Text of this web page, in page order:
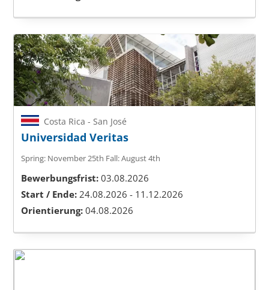
Costa Rica - San José
Universidad Veritas
Spring: November 25th Fall: August 4th
Bewerbungsfrist: 03.08.2026
Start / Ende: 24.08.2026 - 11.12.2026
Orientierung: 04.08.2026